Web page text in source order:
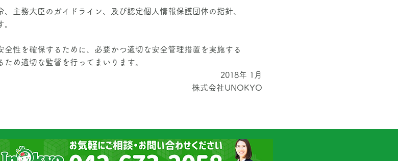
主務大臣のガイドライン、及び認定個人情報保護団体の指針、
性を確保するために、必要かつ適切な安全管理措置を実施する
め適切な監督を行ってまいります。
2018年 1月
株式会社UNOKYO